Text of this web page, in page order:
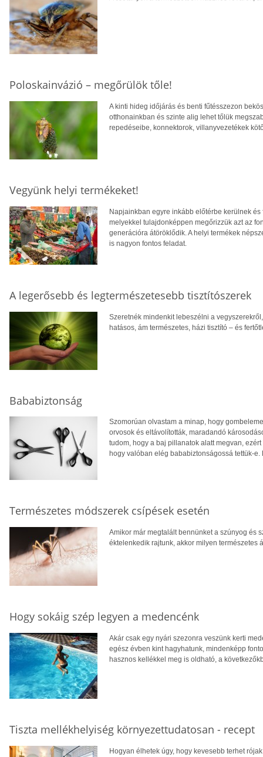
Poloskainvázió – megőrülök tőle!
A kinti hideg időjárás és benti fűtésszezon
otthonainkban és szinte alig lehet tőlük
repedéseibe, konnektorok, villanyvezetékek
Vegyünk helyi termékeket!
Napjainkban egyre inkább előtérbe kerülnek
melyekkel tulajdonképpen megőrizzük azt az
generációra átöröklődik. A helyi termékek
is nagyon fontos feladat.
A legerősebb és legtermészetesebb tisztítószerek
Szeretnék mindenkit lebeszélni a
hatásos, ám természetes, házi tisztító – és
Bababiztonság
Szomorúan olvastam a minap, hogy
orvosok és eltávolították, maradandó
tudom, hogy a baj pillanatok alatt megvan,
hogy valóban elég bababiztonságossá tettük-e.
Természetes módszerek csípések esetén
Amikor már megtalált bennünket a szúnyog és
éktelenkedik rajtunk, akkor milyen természetes
Hogy sokáig szép legyen a medencénk
Akár csak egy nyári szezonra veszünk kerti
egész évben kint hagyhatunk, mindenképp
hasznos kellékkel meg is oldható, a
Tiszta mellékhelyiség környezettudatosan - recept
Hogyan élhetek úgy, hogy kevesebb terhet